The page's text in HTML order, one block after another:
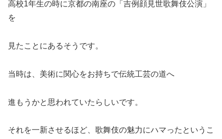
高校1年生の時に京都の南座の「吉例顔見世歌舞伎公演」
を
見たことにあるそうです。
当時は、美術に関心をお持ちで伝統工芸の道へ
進もうかと思われていたらしいです。
それを一新させるほど、歌舞伎の魅力にハマったというこ